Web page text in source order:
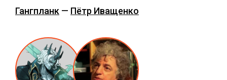
Гангпланк — Пётр Иващенко